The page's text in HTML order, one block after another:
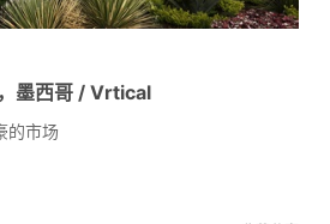
墨西哥 / Vrtical
的市场